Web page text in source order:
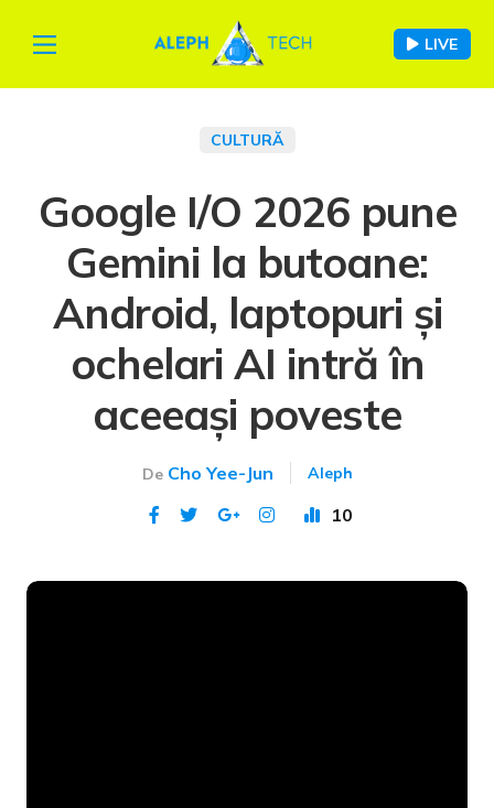
LIVE
CULTURĂ
Google I/O 2026 pune
Gemini la butoane:
Android, laptopuri și
ochelari AI intră în
aceeași poveste
De Cho Yee-Jun Aleph
10